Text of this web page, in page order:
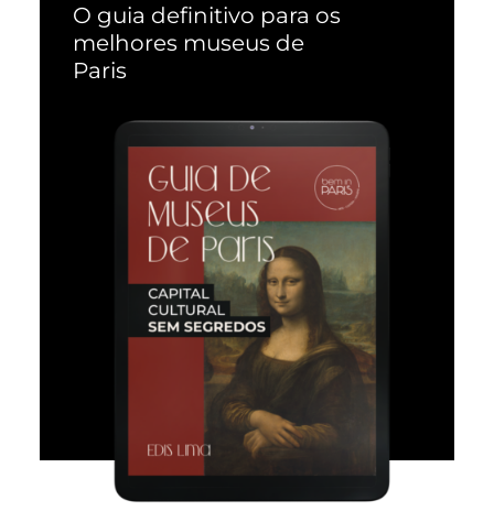
O guia definitivo para os
melhores museus de
Paris